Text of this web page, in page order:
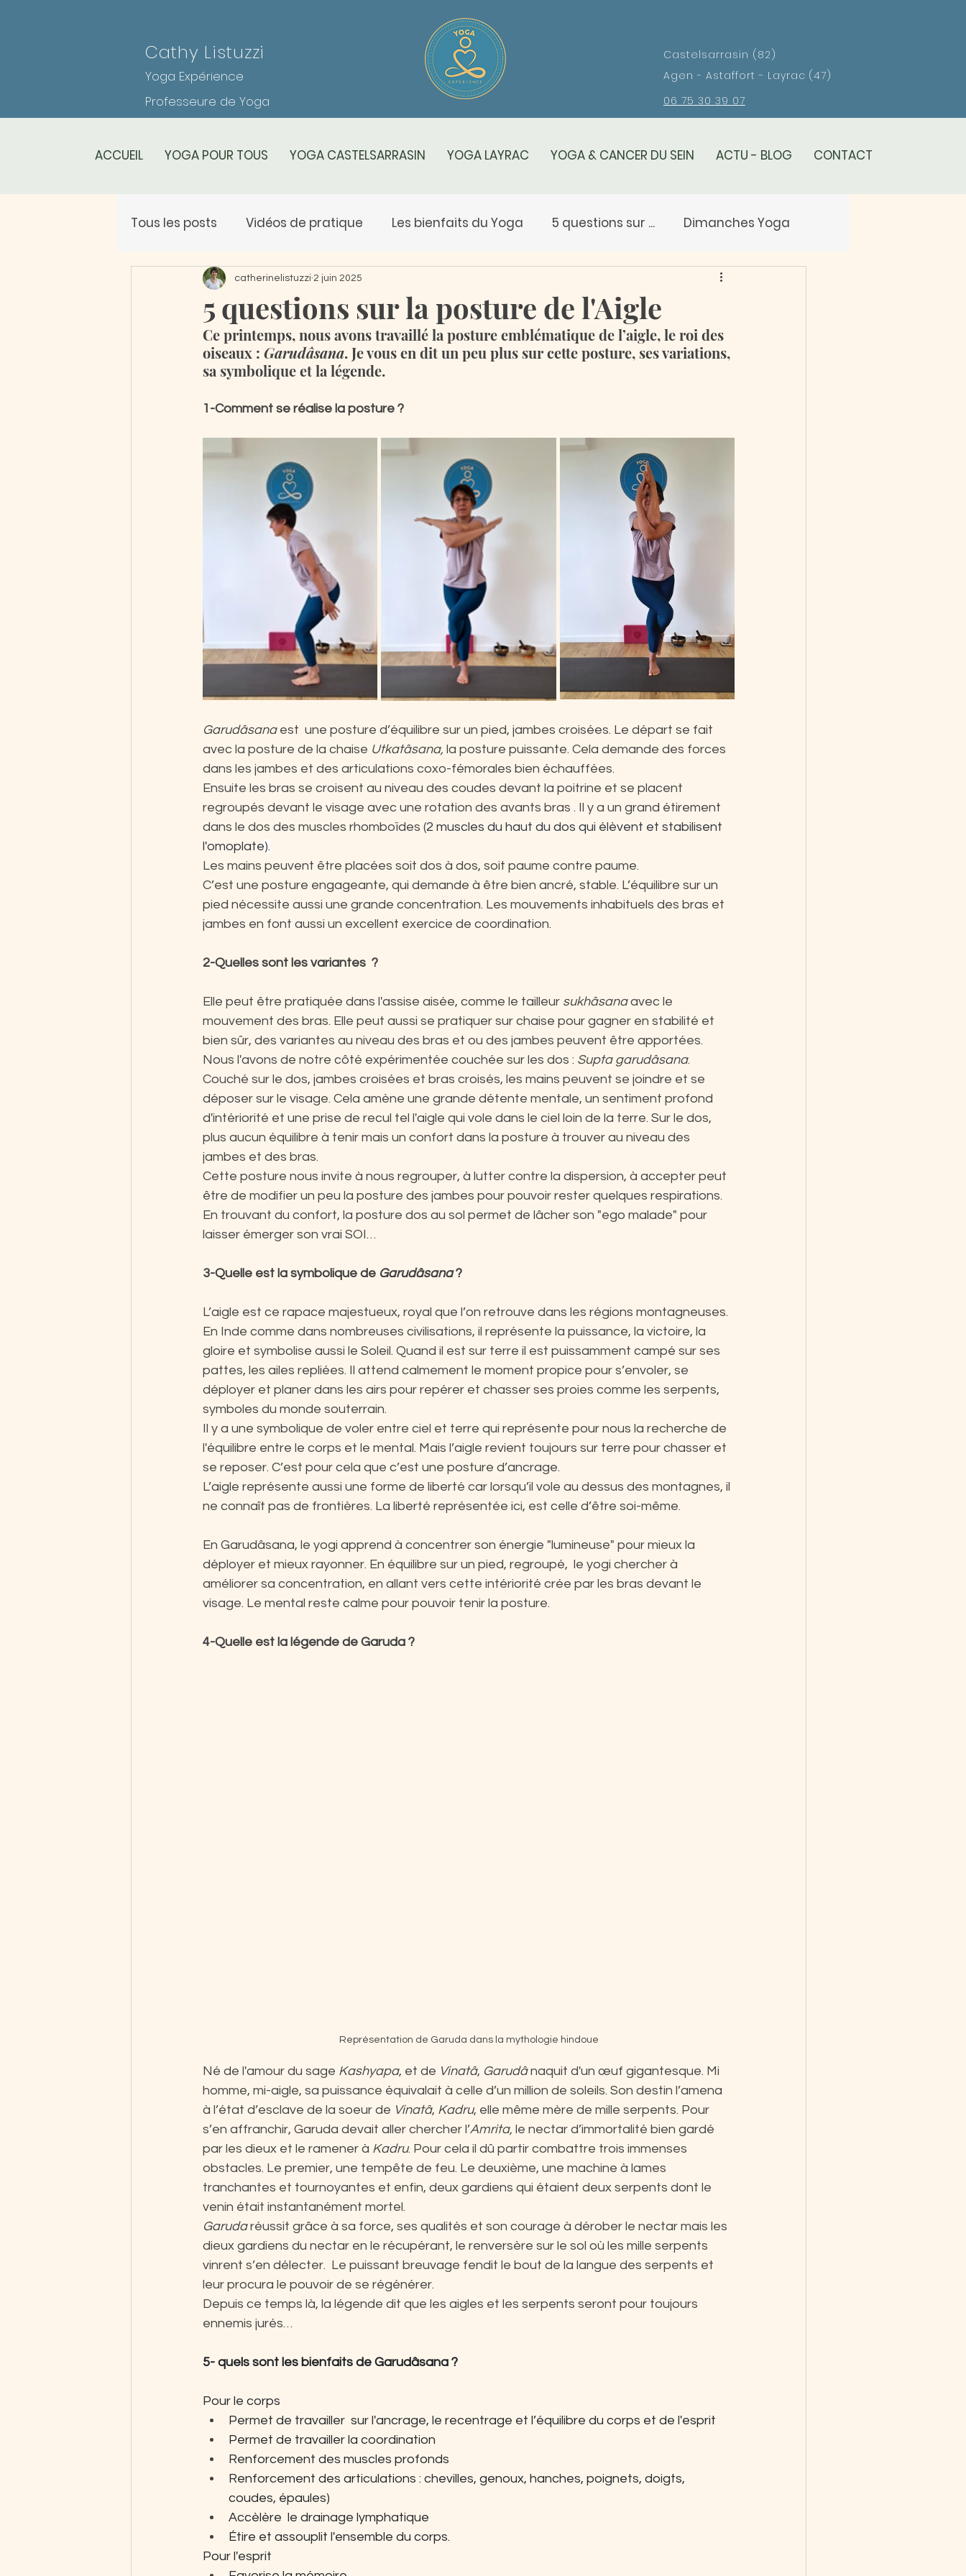
Cathy Listuzzi
Professeure de Yoga
Yoga Expérience
Castelsarrasin (82)
Agen - Astaffort - Layrac (47)
06 75 30 39 07
ACCUEIL YOGA POUR TOUS YOGA CASTELSARRASIN YOGA LAYRAC YOGA & CANCER DU SEIN ACTU - BLOG CONTACT
Tous les posts Vidéos de pratique Les bienfaits du Yoga 5 questions sur ... Dimanches Yoga
Planning des cours Les spécificités du yoga
5 questions sur la posture de l'Aigle
catherinelistuzzi 2 juin 2025
Ce printemps, nous avons travaillé la posture emblématique de l’aigle, le roi des
oiseaux : Garudâsana. Je vous en dit un peu plus sur cette posture, ses variations,
sa symbolique et la légende.
1-Comment se réalise la posture ?
Garudâsana est  une posture d’équilibre sur un pied, jambes croisées. Le départ se fait
avec la posture de la chaise Utkatâsana, la posture puissante. Cela demande des forces
dans les jambes et des articulations coxo-fémorales bien échauffées.
Ensuite les bras se croisent au niveau des coudes devant la poitrine et se placent
regroupés devant le visage avec une rotation des avants bras . Il y a un grand étirement
dans le dos des muscles rhomboïdes (2 muscles du haut du dos qui élèvent et stabilisent
l'omoplate).
Les mains peuvent être placées soit dos à dos, soit paume contre paume.
C’est une posture engageante, qui demande à être bien ancré, stable. L’équilibre sur un
pied nécessite aussi une grande concentration. Les mouvements inhabituels des bras et
jambes en font aussi un excellent exercice de coordination.
2-Quelles sont les variantes  ?
Elle peut être pratiquée dans l'assise aisée, comme le tailleur sukhâsana avec le
mouvement des bras. Elle peut aussi se pratiquer sur chaise pour gagner en stabilité et
bien sûr, des variantes au niveau des bras et ou des jambes peuvent être apportées.
Nous l'avons de notre côté expérimentée couchée sur les dos : Supta garudâsana.
Couché sur le dos, jambes croisées et bras croisés, les mains peuvent se joindre et se
déposer sur le visage. Cela amène une grande détente mentale, un sentiment profond
d'intériorité et une prise de recul tel l'aigle qui vole dans le ciel loin de la terre. Sur le dos,
plus aucun équilibre à tenir mais un confort dans la posture à trouver au niveau des
jambes et des bras.
Cette posture nous invite à nous regrouper, à lutter contre la dispersion, à accepter peut
être de modifier un peu la posture des jambes pour pouvoir rester quelques respirations.
En trouvant du confort, la posture dos au sol permet de lâcher son "ego malade" pour
laisser émerger son vrai SOI…
3-Quelle est la symbolique de Garudâsana ?
L’aigle est ce rapace majestueux, royal que l’on retrouve dans les régions montagneuses.
En Inde comme dans nombreuses civilisations, il représente la puissance, la victoire, la
gloire et symbolise aussi le Soleil. Quand il est sur terre il est puissamment campé sur ses
pattes, les ailes repliées. Il attend calmement le moment propice pour s’envoler, se
déployer et planer dans les airs pour repérer et chasser ses proies comme les serpents,
symboles du monde souterrain.
Il y a une symbolique de voler entre ciel et terre qui représente pour nous la recherche de
l'équilibre entre le corps et le mental. Mais l’aigle revient toujours sur terre pour chasser et
se reposer. C’est pour cela que c’est une posture d’ancrage.
L’aigle représente aussi une forme de liberté car lorsqu’il vole au dessus des montagnes, il
ne connaît pas de frontières. La liberté représentée ici, est celle d’être soi-même.
En Garudâsana, le yogi apprend à concentrer son énergie "lumineuse" pour mieux la
déployer et mieux rayonner. En équilibre sur un pied, regroupé,  le yogi chercher à
améliorer sa concentration, en allant vers cette intériorité crée par les bras devant le
visage. Le mental reste calme pour pouvoir tenir la posture.
4-Quelle est la légende de Garuda ?
Représentation de Garuda dans la mythologie hindoue
Né de l'amour du sage Kashyapa, et de Vinatâ, Garudâ naquit d'un œuf gigantesque. Mi
homme, mi-aigle, sa puissance équivalait à celle d’un million de soleils. Son destin l’amena
à l’état d’esclave de la soeur de Vinatâ, Kadru, elle même mère de mille serpents. Pour
s’en affranchir, Garuda devait aller chercher l’Amrita, le nectar d’immortalité bien gardé
par les dieux et le ramener à Kadru. Pour cela il dû partir combattre trois immenses
obstacles. Le premier, une tempête de feu. Le deuxième, une machine à lames
tranchantes et tournoyantes et enfin, deux gardiens qui étaient deux serpents dont le
venin était instantanément mortel.
Garuda réussit grâce à sa force, ses qualités et son courage à dérober le nectar mais les
dieux gardiens du nectar en le récupérant, le renversère sur le sol où les mille serpents
vinrent s’en délecter.  Le puissant breuvage fendit le bout de la langue des serpents et
leur procura le pouvoir de se régénérer.
Depuis ce temps là, la légende dit que les aigles et les serpents seront pour toujours
ennemis jurés…
5- quels sont les bienfaits de Garudâsana ?
Pour le corps
Permet de travailler  sur l'ancrage, le recentrage et l’équilibre du corps et de l'esprit
Permet de travailler la coordination
Renforcement des muscles profonds
Renforcement des articulations : chevilles, genoux, hanches, poignets, doigts,
coudes, épaules)
Accèlère  le drainage lymphatique
Étire et assouplit l'ensemble du corps.
Pour l'esprit